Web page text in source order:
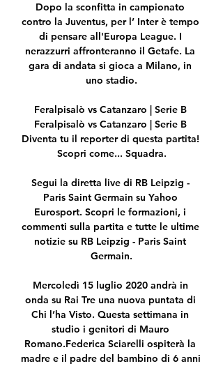
Dopo la sconfitta in campionato
contro la Juventus, per l’ Inter è tempo
di pensare all'Europa League. I
nerazzurri affronteranno il Getafe. La
gara di andata si gioca a Milano, in
uno stadio.
Feralpisalò vs Catanzaro | Serie B
Feralpisalò vs Catanzaro | Serie B
Diventa tu il reporter di questa partita!
Scopri come... Squadra.
Segui la diretta live di RB Leipzig -
Paris Saint Germain su Yahoo
Eurosport. Scopri le formazioni, i
commenti sulla partita e tutte le ultime
notizie su RB Leipzig - Paris Saint
Germain.
Mercoledì 15 luglio 2020 andrà in
onda su Rai Tre una nuova puntata di
Chi l’ha Visto. Questa settimana in
studio i genitori di Mauro
Romano.Federica Sciarelli ospiterà la
madre e il padre del bambino di 6 anni